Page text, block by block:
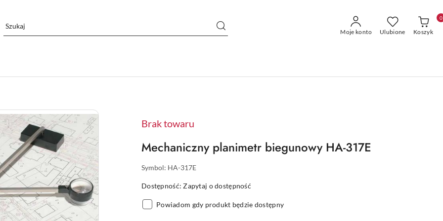
Moje konto Ulubione Koszyk
0
Brak towaru
Mechaniczny planimetr biegunowy HA-317E
Symbol: HA-317E
Dostępność:Zapytaj o dostępność
Powiadom gdy produkt będzie dostępny